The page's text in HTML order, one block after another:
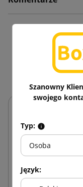
16
tej
Szanowny
swojego
Typ:
Osoba
Język: